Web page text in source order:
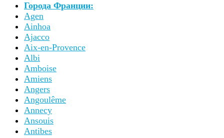
Города Франции:
Agen
Ainhoa
Ajacco
Aix-en-Provence
Albi
Amboise
Amiens
Angers
Angoulême
Annecy
Ansouis
Antibes